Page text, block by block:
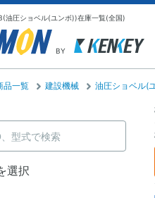
油圧ショベル(ユンボ))在庫一覧(全国)
BY
品一覧 建設機械 油圧ショベル(
選択